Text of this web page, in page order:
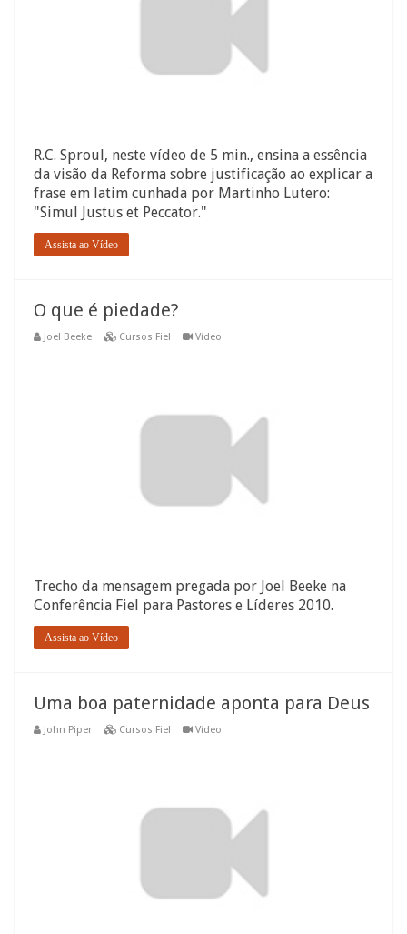
R.C. Sproul, neste vídeo de 5 min., ensina a essência
da visão da Reforma sobre justificação ao explicar a
frase em latim cunhada por Martinho Lutero:
"Simul Justus et Peccator."
Assista ao Vídeo
O que é piedade?
Joel Beeke Cursos Fiel Vídeo
Trecho da mensagem pregada por Joel Beeke na
Conferência Fiel para Pastores e Líderes 2010.
Assista ao Vídeo
Uma boa paternidade aponta para Deus
John Piper Cursos Fiel Vídeo